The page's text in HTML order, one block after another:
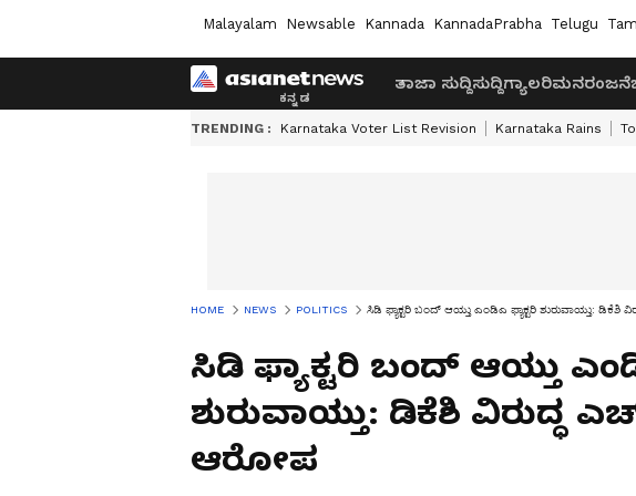
Malayalam Newsable Kannada KannadaPrabha Telugu
ತಾಜಾ ಸುದ್ದಿಸುದ್ದಿಗ್ಯಾಲರಿಮನರಂಜನೆ
TRENDING : Karnataka Voter List Revision Karnataka Rains
HOME NEWS POLITICS ಸಿಡಿ ಫ್ಯಾಕ್ಟರಿ ಬಂದ್ ಆಯ್ತು ಎಂಡಿಎ ಫ್ಯಾಕ್ಟರಿ ಶುರುವಾಯ್ತು:
ಸಿಡಿ ಫ್ಯಾಕ್ಟರಿ ಬಂದ್ ಆಯ್ತು
ಶುರುವಾಯ್ತು: ಡಿಕೆಶಿ ವಿರುದ್ಧ
ಆರೋಪ